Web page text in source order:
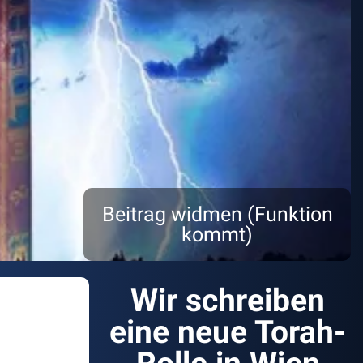
Beitrag widmen (Funktion
kommt)
Wir schreiben
eine neue Torah-